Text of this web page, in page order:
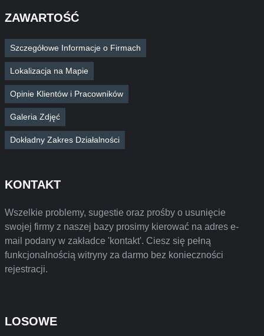
ZAWARTOŚĆ
Szczegółowe Informacje o Firmach
Lokalizacja na Mapie
Opinie Klientów i Pracowników
Galeria Zdjęć
Dokładny Zakres Działalności
KONTAKT
Wszelkie problemy, sugestie oraz prośby o usunięcie
swojej firmy z naszej bazy prosimy kierować na adres e-
mail podany w zakładce 'kontakt'. Ciesz się pełną
funkcjonalnością witryny za darmo bez konieczności
rejestracji.
LOSOWE